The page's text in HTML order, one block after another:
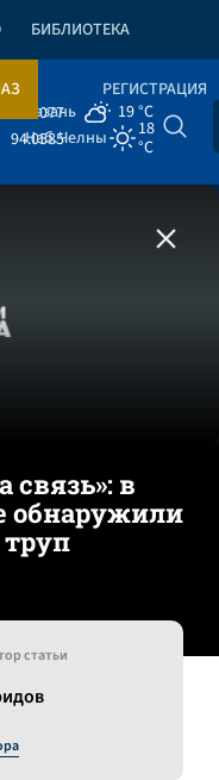
БИБЛИОТЕКА
РЕГИСТРАЦИЯ
81.4077
94.0585
Казань
19 °C
Наб.Челны
18
°C
в
обнаружили
труп
статьи